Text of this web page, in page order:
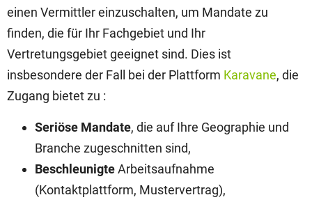
einen Vermittler einzuschalten, um Mandate zu
finden, die für Ihr Fachgebiet und Ihr
Vertretungsgebiet geeignet sind. Dies ist
insbesondere der Fall bei der Plattform Karavane, die
Zugang bietet zu :
Seriöse Mandate, die auf Ihre Geographie und
Branche zugeschnitten sind,
BeschleunigteArbeitsaufnahme
(Kontaktplattform, Mustervertrag),